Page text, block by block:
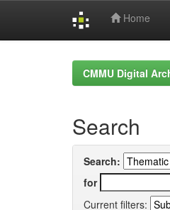
Home
CMMU Digital
Search
Search:
for
Current filters: